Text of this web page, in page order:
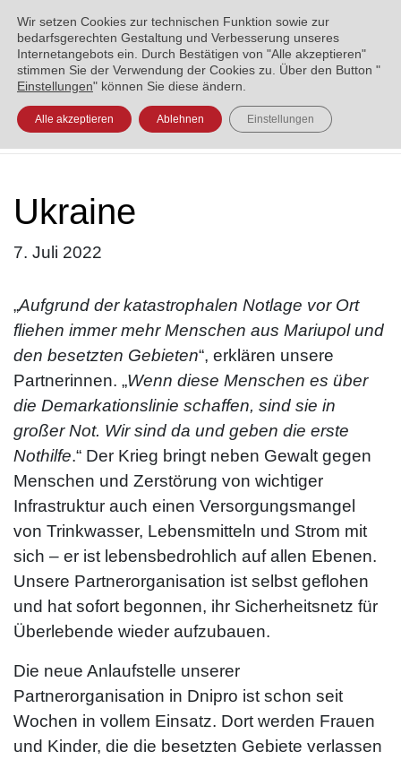
ENGLISH العربية УКРАЇНСЬКА
Ukraine
7. Juli 2022
„Aufgrund der katastrophalen Notlage vor Ort
fliehen immer mehr Menschen aus Mariupol und
den besetzten Gebieten“, erklären unsere
Partnerinnen. „Wenn diese Menschen es über
die Demarkationslinie schaffen, sind sie in
großer Not. Wir sind da und geben die erste
Nothilfe.“ Der Krieg bringt neben Gewalt gegen
Menschen und Zerstörung von wichtiger
Infrastruktur auch einen Versorgungsmangel
von Trinkwasser, Lebensmitteln und Strom mit
sich – er ist lebensbedrohlich auf allen Ebenen.
Unsere Partnerorganisation ist selbst geflohen
und hat sofort begonnen, ihr Sicherheitsnetz für
Überlebende wieder aufzubauen.
Die neue Anlaufstelle unserer
Partnerorganisation in Dnipro ist schon seit
Wochen in vollem Einsatz. Dort werden Frauen
und Kinder, die die besetzten Gebiete verlassen
Wir setzen Cookies zur technischen Funktion sowie zur
bedarfsgerechten Gestaltung und Verbesserung unseres
Internetangebots ein. Durch Bestätigen von "Alle akzeptieren"
stimmen Sie der Verwendung der Cookies zu. Über den Button "
Einstellungen" können Sie diese ändern.
Alle akzeptieren Ablehnen Einstellungen